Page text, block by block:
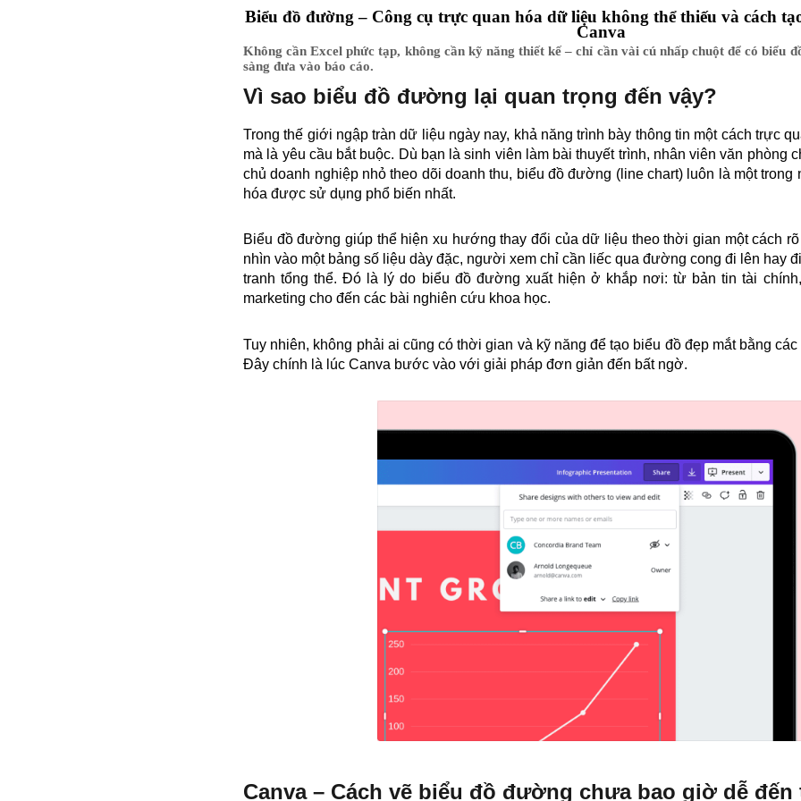
Biểu đồ đường – Công cụ trực quan hóa dữ liệu không thể thiếu và cách
Canva
Không cần Excel phức tạp, không cần kỹ năng thiết kế – chỉ cần vài cú nhấp chuột để có biểu
sàng đưa vào báo cáo.
Vì sao biểu đồ đường lại quan trọng đến vậy?
Trong thế giới ngập tràn dữ liệu ngày nay, khả năng trình bày thông tin một cách trực
mà là yêu cầu bắt buộc. Dù bạn là sinh viên làm bài thuyết trình, nhân viên văn phòng
chủ doanh nghiệp nhỏ theo dõi doanh thu, biểu đồ đường (line chart) luôn là một
hóa được sử dụng phổ biến nhất.
Biểu đồ đường giúp thể hiện xu hướng thay đổi của dữ liệu theo thời gian một cách
nhìn vào một bảng số liệu dày đặc, người xem chỉ cần liếc qua đường cong đi lên hay
tranh tổng thể. Đó là lý do biểu đồ đường xuất hiện ở khắp nơi: từ bản tin tài
marketing cho đến các bài nghiên cứu khoa học.
Tuy nhiên, không phải ai cũng có thời gian và kỹ năng để tạo biểu đồ đẹp mắt bằng
Đây chính là lúc Canva bước vào với giải pháp đơn giản đến bất ngờ.
Canva – Cách vẽ biểu đồ đường chưa bao giờ dễ đến